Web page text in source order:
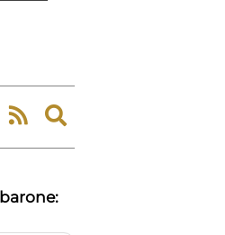
Expand
search